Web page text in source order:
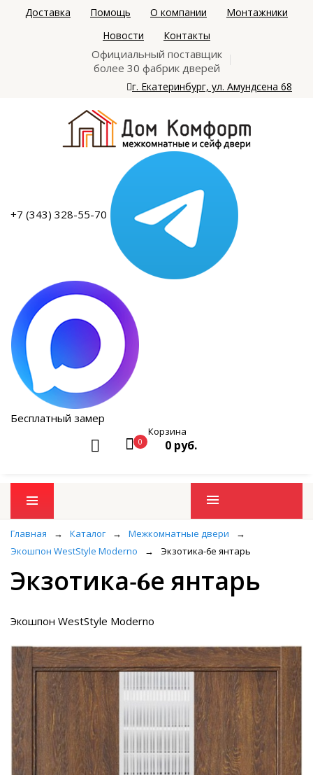
Доставка Помощь О компании
Монтажники
Новости
Контакты
Официальный поставщик
более 30 фабрик дверей
г. Екатеринбург, ул. Амундсена 68
+7 (343) 328-55-70
Бесплатный замер
0
Корзина
0 руб.
Промо товары
Главная → Каталог → Межкомнатные двери
→
Экошпон WestStyle Moderno
→ Экзотика-6е янтарь
Экзотика-6е янтарь
Экошпон WestStyle Moderno